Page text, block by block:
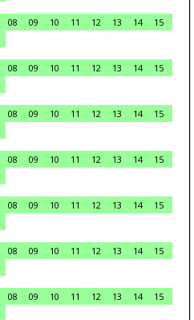
08 09 10 11 12 13 14
15
08 09 10 11 12 13 14
15
08 09 10 11 12 13 14
15
08 09 10 11 12 13 14
15
08 09 10 11 12 13 14
15
08 09 10 11 12 13 14
15
08 09 10 11 12 13 14
15